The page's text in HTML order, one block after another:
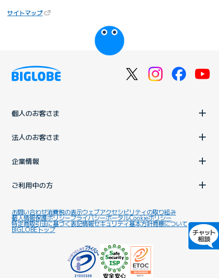
サイトマップ（新しいタブで開きます）
個人のお客さま
法人のお客さま
企業情報
ご利用中の方
お問い合わせ消費税の表示ウェブアクセシビリティの取り組み
個人情報保護ポリシープライバシーポータルCookieポリシー
特定商取引法に基づく表記情報セキュリティ基本方針商標について
BIGLOBEトップ